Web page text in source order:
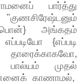
பார்த்து
அங்கதம்
எப்படியோ {எப்படி
தாரைக்காகவோ,
பால்யம் முதல்
காணாமல்,